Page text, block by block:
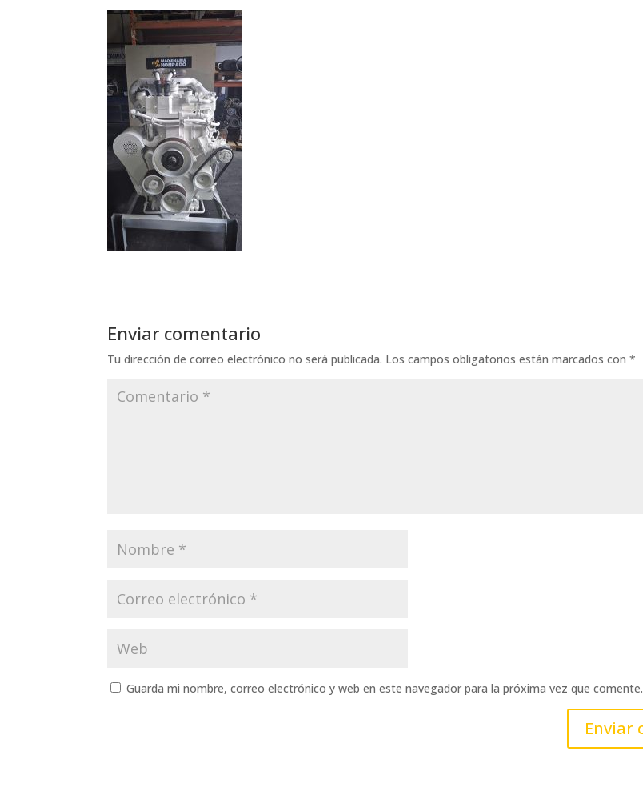
Enviar comentario
Tu dirección de correo electrónico no será publicada. Los campos obligatorios están marcados con*
Guarda mi nombre, correo electrónico y web en este navegador para la próxima vez que comente.